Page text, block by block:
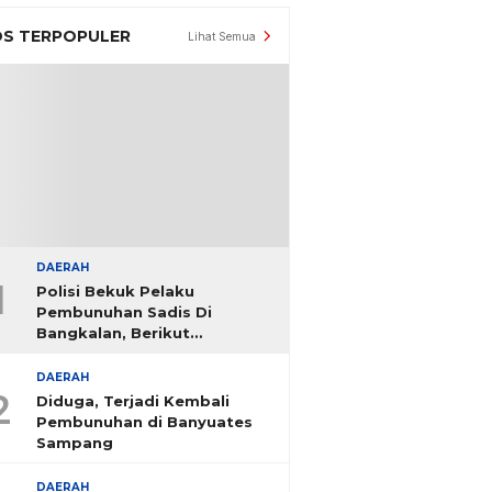
TERPOPULER Lihat Semua
DAERAH
Polisi Bekuk Pelaku
Pembunuhan Sadis Di
Bangkalan, Berikut
DAERAH
Diduga, Terjadi Kembali
Pembunuhan di Banyuates
Sampang
DAERAH